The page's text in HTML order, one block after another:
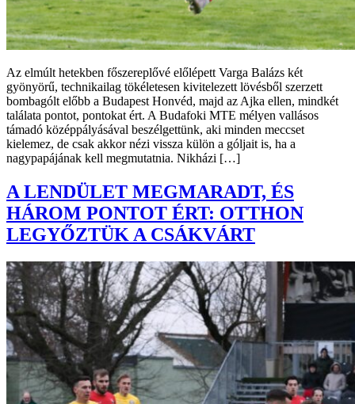
Az elmúlt hetekben főszereplővé előlépett Varga Balázs két
gyönyörű, technikailag tökéletesen kivitelezett lövésből szerzett
bombagólt előbb a Budapest Honvéd, majd az Ajka ellen, mindkét
találata pontot, pontokat ért. A Budafoki MTE mélyen vallásos
támadó középpályásával beszélgettünk, aki minden meccset
kielemez, de csak akkor nézi vissza külön a góljait is, ha a
nagypapájának kell megmutatnia. Nikházi […]
A LENDÜLET MEGMARADT, ÉS
HÁROM PONTOT ÉRT: OTTHON
LEGYŐZTÜK A CSÁKVÁRT